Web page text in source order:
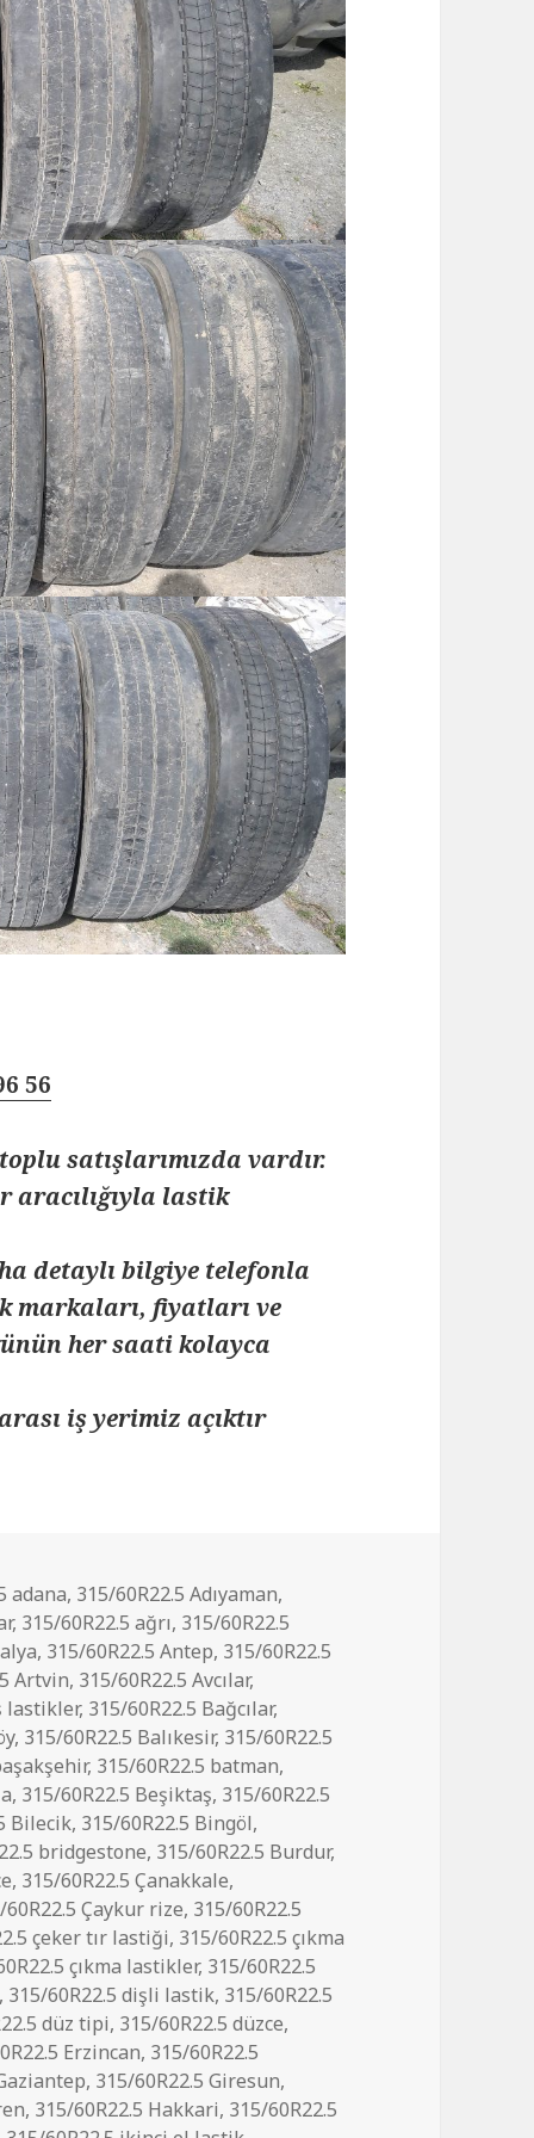
56
satışlarımızda vardır.
aracılığıyla lastik
detaylı bilgiye telefonla
fiyatları ve
her saati kolayca
iş yerimiz açıktır
adana, 315/60R22.5 Adıyaman,
, 315/60R22.5 ağrı, 315/60R22.5
, 315/60R22.5 Antep, 315/60R22.5
Artvin, 315/60R22.5 Avcılar,
lastikler, 315/60R22.5 Bağcılar,
, 315/60R22.5 Balıkesir, 315/60R22.5
, 315/60R22.5 batman,
, 315/60R22.5 Beşiktaş, 315/60R22.5
Bilecik, 315/60R22.5 Bingöl,
bridgestone, 315/60R22.5 Burdur,
, 315/60R22.5 Çanakkale,
60R22.5 Çaykur rize, 315/60R22.5
çeker tır lastiği, 315/60R22.5 çıkma
çıkma lastikler, 315/60R22.5
, 315/60R22.5 dişli lastik, 315/60R22.5
düz tipi, 315/60R22.5 düzce,
Erzincan, 315/60R22.5
, 315/60R22.5 Giresun,
, 315/60R22.5 Hakkari, 315/60R22.5